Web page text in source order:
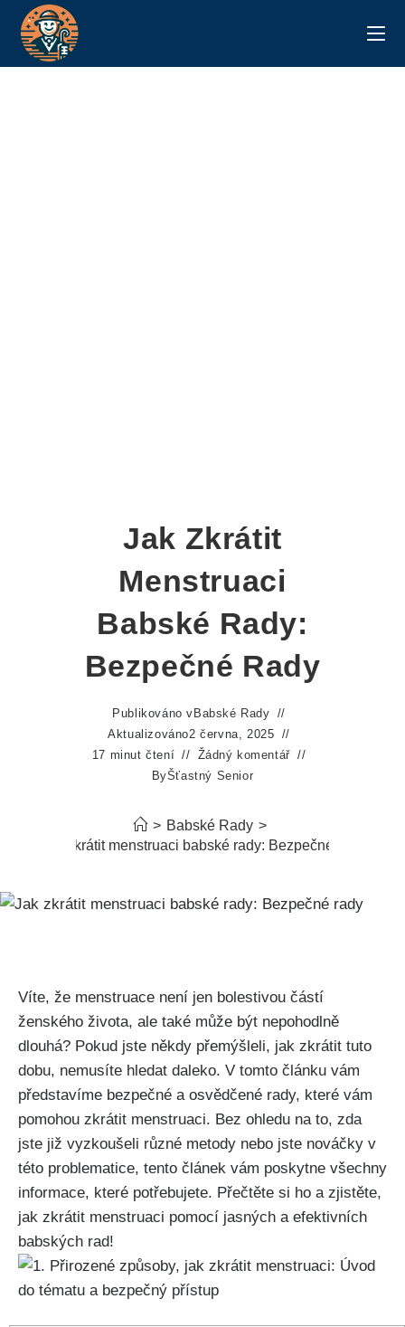
Jak Zkrátit
Menstruaci
Babské Rady:
Bezpečné Rady
Publikováno v Babské Rady
Aktualizováno2 června, 2025
17 minut čtení
Žádný komentář
ByŠťastný Senior
> Babské Rady >
Jak zkrátit menstruaci babské rady: Bezpečné rady
Víte, ‌že ​menstruace není jen bolestivou částí
⁤ženského⁣ života, ale také může být nepohodlně
dlouhá? Pokud jste ‍někdy přemýšleli, jak zkrátit tuto
dobu, nemusíte ⁢hledat daleko. V tomto ‌článku vám
představíme bezpečné a osvědčené rady, které vám
pomohou⁣ zkrátit menstruaci. Bez ⁣ohledu na to, zda
jste⁢ již vyzkoušeli různé metody nebo jste nováčky⁢ v
této problematice, tento ⁤článek vám poskytne​ všechny⁢
informace, které potřebujete. Přečtěte⁤ si ho a zjistěte,
jak zkrátit ​menstruaci pomocí jasných a efektivních
babských rad!